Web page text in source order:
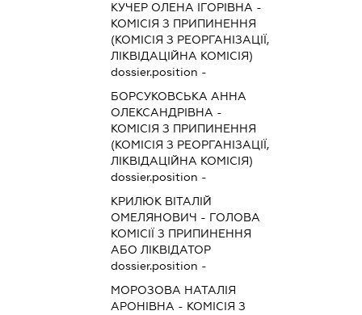
КУЧЕР ОЛЕНА ІГОРІВНА -
КОМІСІЯ З ПРИПИНЕННЯ
(КОМІСІЯ З РЕОРГАНІЗАЦІЇ,
ЛІКВІДАЦІЙНА КОМІСІЯ)
dossier.position -
БОРСУКОВСЬКА АННА
ОЛЕКСАНДРІВНА -
КОМІСІЯ З ПРИПИНЕННЯ
(КОМІСІЯ З РЕОРГАНІЗАЦІЇ,
ЛІКВІДАЦІЙНА КОМІСІЯ)
dossier.position -
КРИЛЮК ВІТАЛІЙ
ОМЕЛЯНОВИЧ - ГОЛОВА
КОМІСІЇ З ПРИПИНЕННЯ
АБО ЛІКВІДАТОР
dossier.position -
МОРОЗОВА НАТАЛІЯ
АРОНІВНА - КОМІСІЯ З